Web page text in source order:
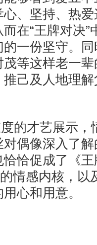
、坚持、热
在“王牌对决”
一份坚守。
等这样老一
己及人地理
度的才艺展示
偶像深入了
恰促成了《
情感内核，以
心和用意。